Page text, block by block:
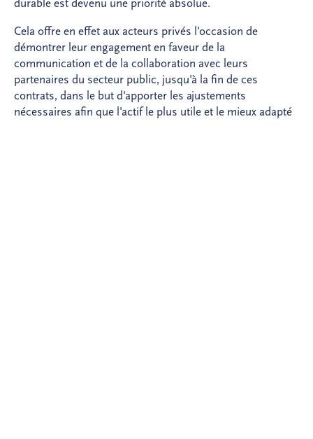
durable est devenu une priorité absolue.
Cela offre en effet aux acteurs privés l'occasion de
démontrer leur engagement en faveur de la
communication et de la collaboration avec leurs
partenaires du secteur public, jusqu'à la fin de ces
contrats, dans le but d'apporter les ajustements
nécessaires afin que l'actif le plus utile et le mieux adapté